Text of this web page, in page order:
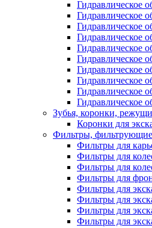
Гидравлическое
Гидравлическое
Гидравлическое
Гидравлическое
Гидравлическое
Гидравлическое
Гидравлическое
Гидравлическое
Гидравлическое
Гидравлическое
Зубья, коронки,
Коронки для
Фильтры,
Фильтры для
Фильтры для
Фильтры для
Фильтры для
Фильтры для
Фильтры для
Фильтры для
Фильтры для